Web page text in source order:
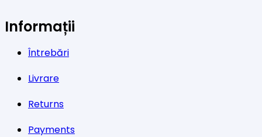
Informații
Întrebări
Livrare
Returns
Payments